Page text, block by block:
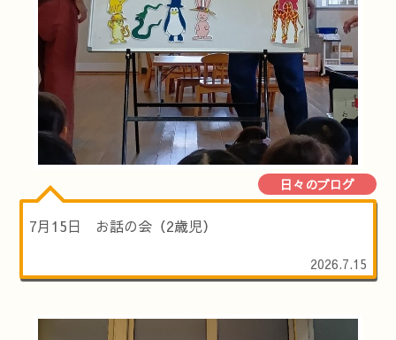
日々のブログ
7月15日 お話の会（2歳児）
2026.7.15